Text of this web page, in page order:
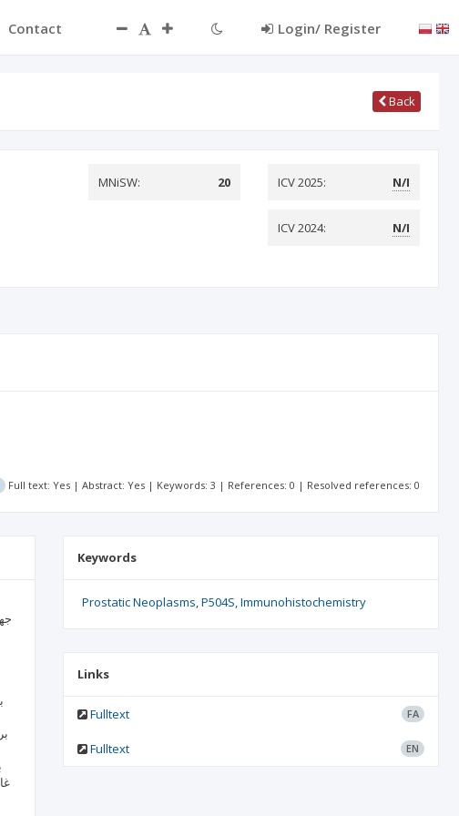
Contact Login/ Register
Back
MNiSW: 20 ICV 2025: N/I
ICV 2024: N/I
Full text: Yes | Abstract: Yes | Keywords: 3 | References: 0 | Resolved references: 0
Keywords
Prostatic Neoplasms P504S Immunohistochemistry
Links
Fulltext FA
Fulltext EN